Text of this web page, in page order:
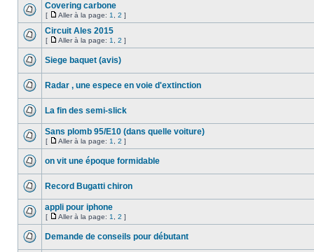
Covering carbone
[ Aller à la page: 1 2 ]
Circuit Ales 2015
[ Aller à la page: 1 2 ]
Siege baquet (avis)
Radar , une espece en voie d'extinction
La fin des semi-slick
Sans plomb 95/E10 (dans quelle voiture)
[ Aller à la page: 1 2 ]
on vit une époque formidable
Record Bugatti chiron
appli pour iphone
[ Aller à la page: 1 2 ]
Demande de conseils pour débutant